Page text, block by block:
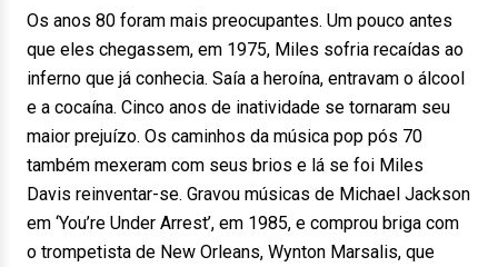
Os anos 80 foram mais preocupantes. Um pouco antes
que eles chegassem, em 1975, Miles sofria recaídas ao
inferno que já conhecia. Saía a heroína, entravam o álcool
e a cocaína. Cinco anos de inatividade se tornaram seu
maior prejuízo. Os caminhos da música pop pós 70
também mexeram com seus brios e lá se foi Miles
Davis reinventar-se. Gravou músicas de Michael Jackson
em ‘You’re Under Arrest’, em 1985, e comprou briga com
o trompetista de New Orleans, Wynton Marsalis, que